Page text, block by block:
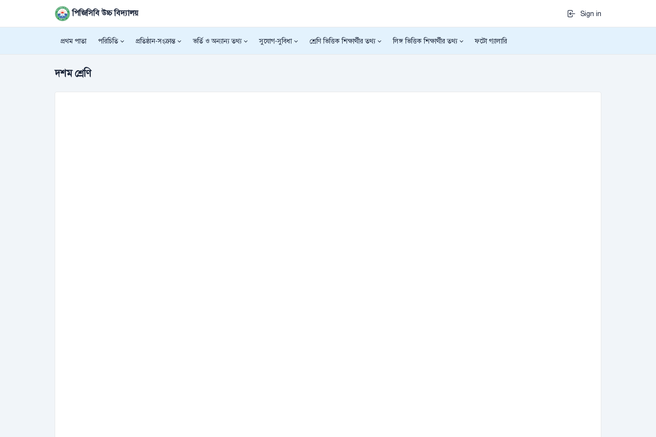
পিজিসিবি উচ্চ বিদ্যালয় Sign in
প্রথম পাতা পরিচিতি প্রতিষ্ঠান-সংক্রান্ত ভর্তি ও অন্যান্য তথ্য সুযোগ-সুবিধা শ্রেণি ভিত্তিক শিক্ষার্থীর তথ্য লিঙ্গ ভিত্তিক শিক্ষার্থীর তথ্য ফটো গ্যালারি
দশম শ্রেণি